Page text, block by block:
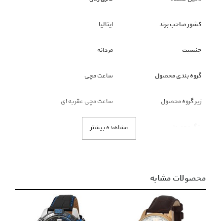
مشاهده بیشتر
کشور صاحب برند ایتالیا
جنسیت مردانه
گروه بندی محصول ساعت مچی
زیر گروه محصول ساعت مچی عقربه ای
نقره ای
• جنسیت : مردانه
• رده : ساعت کلاسیک
• طرح صفحه : چند عقربه (چند موتور)
محصولات مشابه